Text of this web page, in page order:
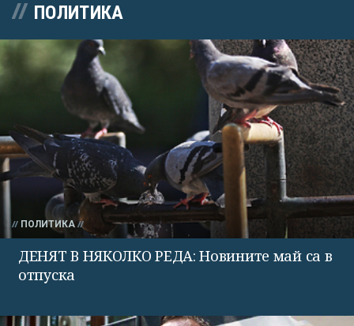
ПОЛИТИКА
ПОЛИТИКА
ДЕНЯТ В НЯКОЛКО РЕДА: Новините май са в
отпуска